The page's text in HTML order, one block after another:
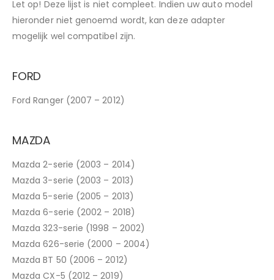
Let op! Deze lijst is niet compleet. Indien uw auto model
hieronder niet genoemd wordt, kan deze adapter
mogelijk wel compatibel zijn.
FORD
Ford Ranger (2007 – 2012)
MAZDA
Mazda 2-serie (2003 – 2014)
Mazda 3-serie (2003 – 2013)
Mazda 5-serie (2005 – 2013)
Mazda 6-serie (2002 – 2018)
Mazda 323-serie (1998 – 2002)
Mazda 626-serie (2000 – 2004)
Mazda BT 50 (2006 – 2012)
Mazda CX-5 (2012 – 2019)